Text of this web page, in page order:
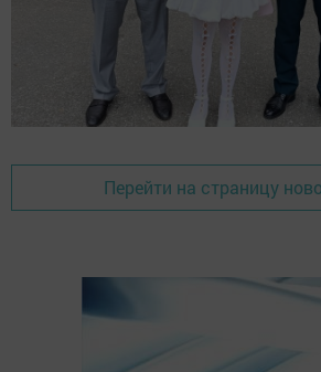
Перейти на страницу